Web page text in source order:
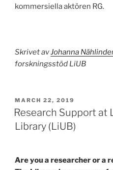
kommersiella aktören RG.
Skrivet avJohanna
forskningsstöd LiUB
POSTED
ON
MARCH 22, 2019
Research Support
Library (LiUB)
Are you a researcher or a